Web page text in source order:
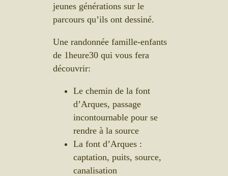
jeunes générations sur le
parcours qu’ils ont dessiné.
Une randonnée famille-enfants
de 1heure30 qui vous fera
découvrir:
Le chemin de la font
d’Arques, passage
incontournable pour se
rendre à la source
La font d’Arques :
captation, puits, source,
canalisation